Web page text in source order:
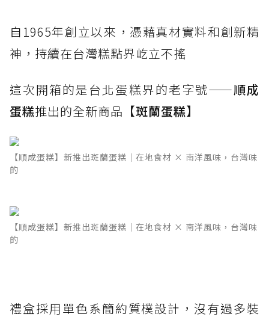
自1965年創立以來，憑藉真材實料和創新精
神，持續在台灣糕點界屹立不搖
這次開箱的是台北蛋糕界的老字號——順成
蛋糕推出的全新商品【斑蘭蛋糕】
【順成蛋糕】新推出斑蘭蛋糕｜在地食材 × 南洋風味，台灣味
的
【順成蛋糕】新推出斑蘭蛋糕｜在地食材 × 南洋風味，台灣味
的
禮盒採用單色系簡約質樸設計，沒有過多裝